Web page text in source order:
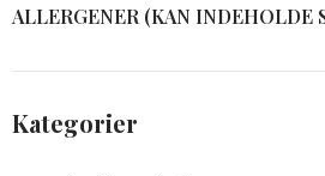
ALLERGENER (KAN INDEHOLDE
Kategorier